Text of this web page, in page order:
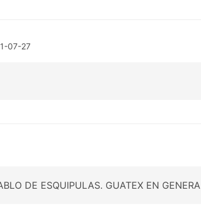
07-27
DE ESQUIPULAS. GUATEX EN